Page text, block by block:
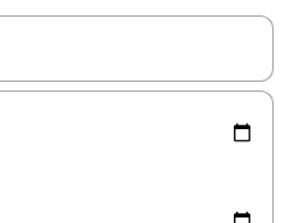
utilisez les flèches vers le